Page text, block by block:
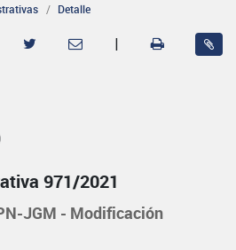
Detalle
|
971/2021
JGM - Modificación